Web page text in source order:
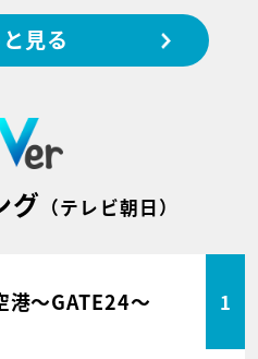
見る
グ （テレビ朝日）
港～GATE24～ 1